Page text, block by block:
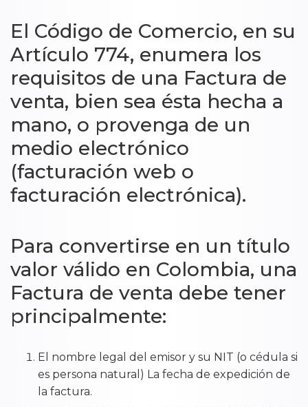
El Código de Comercio, en su
Artículo 774, enumera los
requisitos de una Factura de
venta, bien sea ésta hecha a
mano, o provenga de un
medio electrónico
(facturación web o
facturación electrónica).
Para convertirse en un título
valor válido en Colombia, una
Factura de venta debe tener
principalmente:
El nombre legal del emisor y su NIT (o cédula si
es persona natural) La fecha de expedición de
la factura.